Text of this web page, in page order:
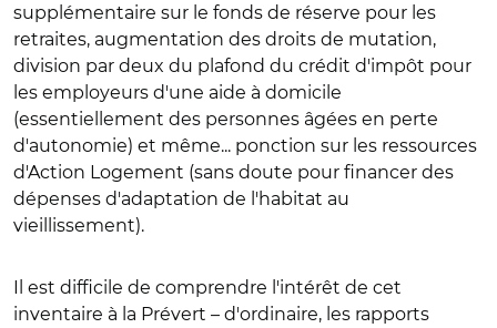
supplémentaire sur le fonds de réserve pour les
retraites, augmentation des droits de mutation,
division par deux du plafond du crédit d'impôt pour
les employeurs d'une aide à domicile
(essentiellement des personnes âgées en perte
d'autonomie) et même... ponction sur les ressources
d'Action Logement (sans doute pour financer des
dépenses d'adaptation de l'habitat au
vieillissement).
Il est difficile de comprendre l'intérêt de cet
inventaire à la Prévert – d'ordinaire, les rapports